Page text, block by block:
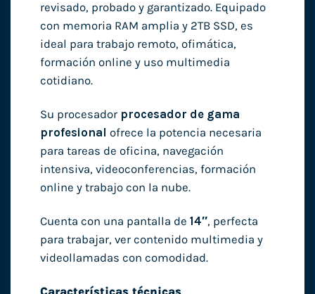
revisado, probado y garantizado. Equipado
con memoria RAM amplia y 2TB SSD, es
ideal para trabajo remoto, ofimática,
formación online y uso multimedia
cotidiano.
Su procesador procesador de gama
profesional ofrece la potencia necesaria
para tareas de oficina, navegación
intensiva, videoconferencias, formación
online y trabajo con la nube.
Cuenta con una pantalla de 14″, perfecta
para trabajar, ver contenido multimedia y
videollamadas con comodidad.
Características técnicas